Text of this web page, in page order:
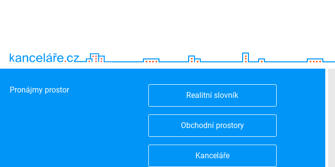
Pronájmy prostor
Realitní slovník
Obchodní prostory
Kanceláře